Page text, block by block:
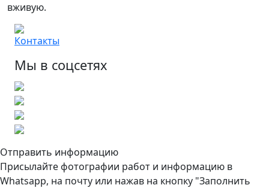
вживую.
Контакты
Мы в соцсетях
Отправить информацию
Присылайте фотографии работ и информацию в
Whatsapp, на почту или нажав на кнопку "Заполнить